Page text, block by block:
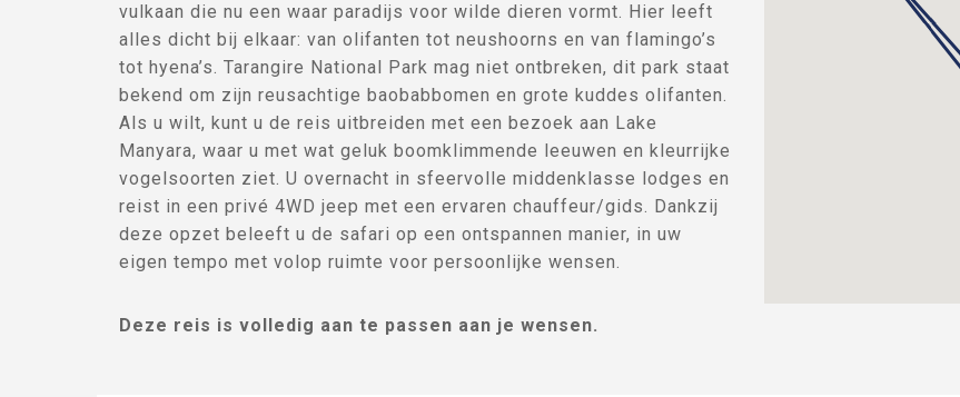
vulkaan die nu een waar paradijs voor wilde dieren vormt. Hier leeft
alles dicht bij elkaar: van olifanten tot neushoorns en van flamingo’s
tot hyena’s. Tarangire National Park mag niet ontbreken, dit park staat
bekend om zijn reusachtige baobabbomen en grote kuddes olifanten.
Als u wilt, kunt u de reis uitbreiden met een bezoek aan Lake
Manyara, waar u met wat geluk boomklimmende leeuwen en kleurrijke
vogelsoorten ziet. U overnacht in sfeervolle middenklasse lodges en
reist in een privé 4WD jeep met een ervaren chauffeur/gids. Dankzij
deze opzet beleeft u de safari op een ontspannen manier, in uw
eigen tempo met volop ruimte voor persoonlijke wensen.
Deze reis is volledig aan te passen aan je wensen.